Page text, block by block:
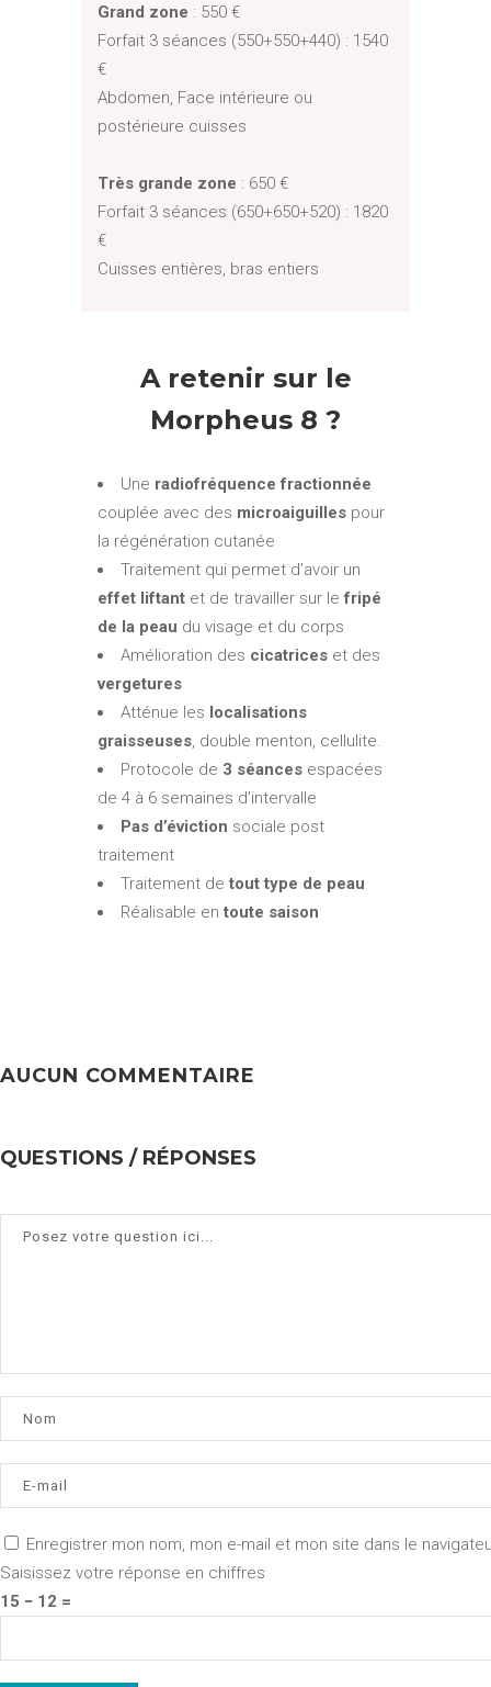
Grand zone : 550 €
Forfait 3 séances (550+550+440) : 1540
€
Abdomen, Face intérieure ou
postérieure cuisses
Très grande zone : 650 €
Forfait 3 séances (650+650+520) : 1820
€
Cuisses entières, bras entiers
A retenir sur le
Morpheus 8 ?
Une radiofréquence fractionnée
couplée avec des microaiguilles pour
la régénération cutanée
Traitement qui permet d’avoir un
effet liftant et de travailler sur lefripé
de la peau du visage et du corps
Amélioration des cicatrices et des
vergetures
Atténue les localisations
graisseuses, double menton, cellulite.
Protocole de 3 séances espacées
de 4 à 6 semaines d’intervalle
Pas d’éviction sociale post
traitement
Traitement de tout type de peau
Réalisable en toute saison
AUCUN COMMENTAIRE
QUESTIONS / RÉPONSES
Enregistrer mon nom, mon e-mail et mon site dans le
Saisissez votre réponse en chiffres
15 − 12 =